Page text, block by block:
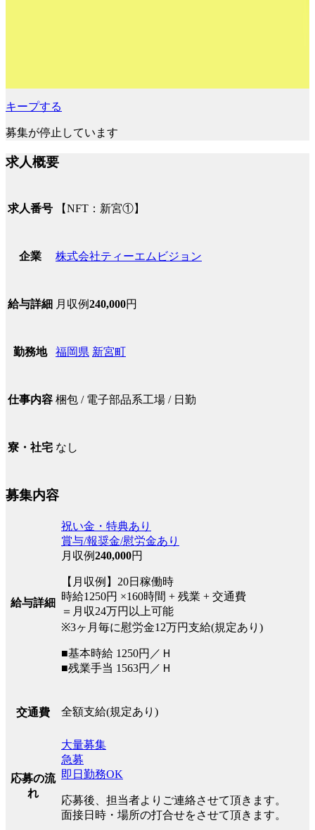
キープする
募集が停止しています
求人概要
求人番号 【NFT：新宮①】
企業 株式会社ティーエムビジョン
給与詳細 月収例240,000円
勤務地 福岡県 新宮町
仕事内容 梱包 / 電子部品系工場 / 日勤
寮・社宅 なし
募集内容
給与詳細
祝い金・特典あり
賞与/報奨金/慰労金あり
月収例240,000円
【月収例】20日稼働時
時給1250円 ×160時間 + 残業 + 交通費
＝月収24万円以上可能
※3ヶ月毎に慰労金12万円支給(規定あり)
■基本時給 1250円／Ｈ
■残業手当 1563円／Ｈ
交通費 全額支給(規定あり)
応募の流
れ
大量募集
急募
即日勤務OK
応募後、担当者よりご連絡させて頂きます。
面接日時・場所の打合せをさせて頂きます。